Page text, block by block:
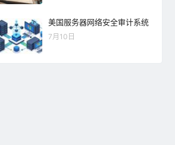
美国服务器网络安全审计系统
7月10日